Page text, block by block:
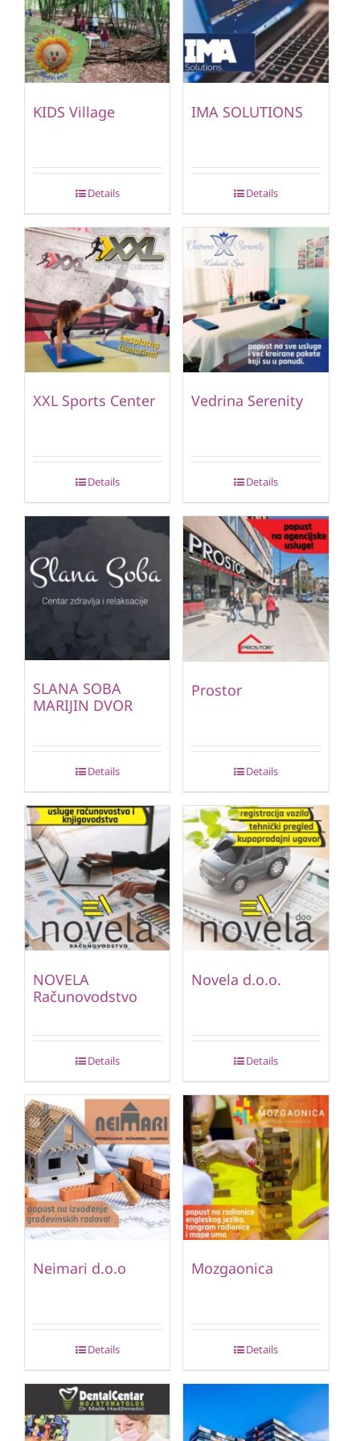
KIDS Village
Details
IMA SOLUTIONS
Details
XXL Sports Center
Details
Vedrina Serenity
Details
SLANA SOBA
MARIJIN DVOR
Details
Prostor
Details
NOVELA
Računovodstvo
Details
Novela d.o.o.
Details
Neimari d.o.o
Details
Mozgaonica
Details